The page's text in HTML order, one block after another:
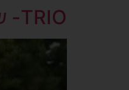
TRIO- שיווק פרויקטים חדשים